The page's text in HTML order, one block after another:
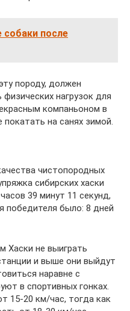
собаки после
породу, должен
нагрузок для
компаньоном в
на санях зимой.
чистопородных
сибирских хаски
39 минут 11 секунд,
победителя было: 8 дней
Хаски не выиграть
и выше они выйдут
наравне с
в спортивных гонках.
15-20 км/час, тогда как